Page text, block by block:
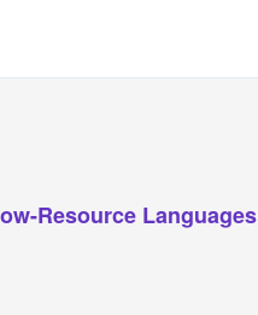
Resource Languages